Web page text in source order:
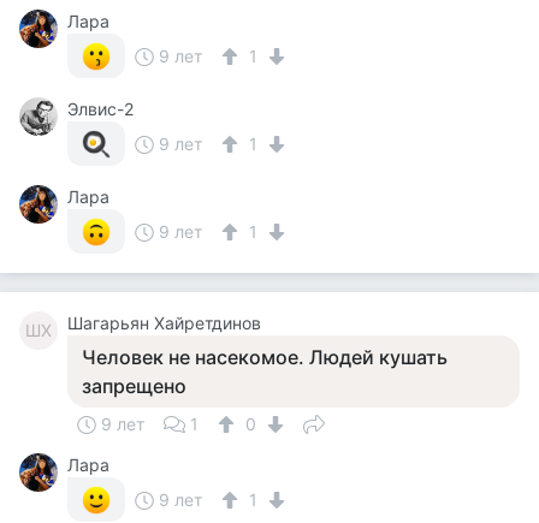
Лара
9 лет
1
Элвис-2
9 лет
1
Лара
9 лет
1
ШХ Шагарьян Хайретдинов
Человек не насекомое. Людей кушать
запрещено
9 лет 1
0
Лара
9 лет
1